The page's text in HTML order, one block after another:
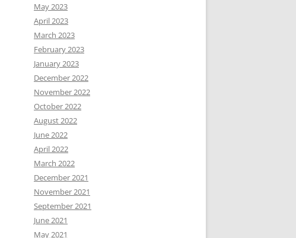
May 2023
April 2023
March 2023
February 2023
January 2023
December 2022
November 2022
October 2022
August 2022
June 2022
April 2022
March 2022
December 2021
November 2021
September 2021
June 2021
May 2021